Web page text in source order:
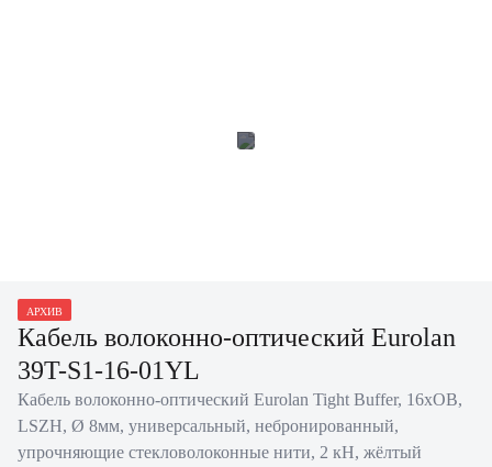
АРХИВ
Кабель волоконно-оптический Eurolan
39T-S1-16-01YL
Кабель волоконно-оптический Eurolan Tight Buffer, 16хОВ,
LSZH, Ø 8мм, универсальный, небронированный,
упрочняющие стекловолоконные нити, 2 кН, жёлтый